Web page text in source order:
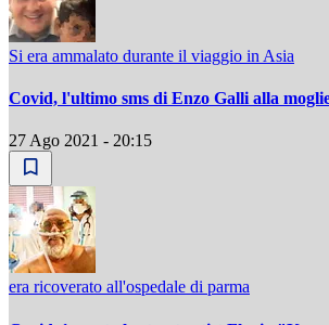
Si era ammalato durante il viaggio in Asia
Covid, l'ultimo sms di Enzo Galli alla
27 Ago 2021 - 20:15
era ricoverato all'ospedale di parma